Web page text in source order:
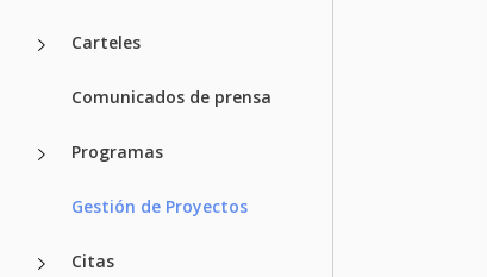
Carteles
Comunicados de prensa
Programas
Gestión de Proyectos
Citas